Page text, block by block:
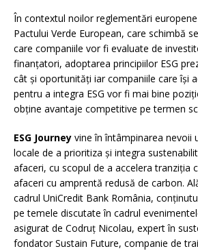
În contextul noilor reglementări
Pactului Verde European, care schimbă
care companiile vor fi evaluate de
finanțatori, adoptarea principiilor ESG
cât și oportunități iar companiile care își
pentru a integra ESG vor fi mai bine
obține avantaje competitive pe termen
ESG Journey vine în întâmpinarea nevoii
locale de a prioritiza și integra
afaceri, cu scopul de a accelera tranziția
afaceri cu amprentă redusă de carbon.
cadrul UniCredit Bank România,
pe temele discutate în cadrul
asigurat de Codruț Nicolau, expert în
fondator Sustain Future, companie de